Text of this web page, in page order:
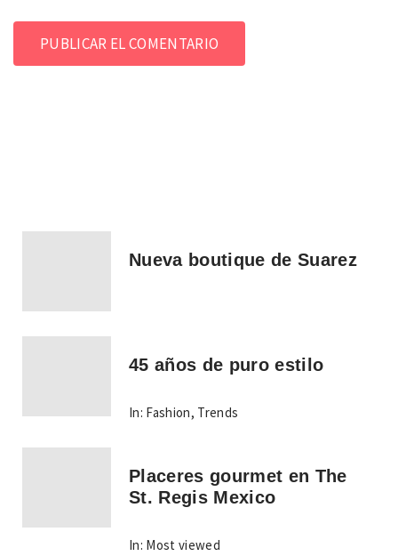
Nueva boutique de Suarez
45 años de puro estilo
In: Fashion, Trends
Placeres gourmet en The
St. Regis Mexico
In: Most viewed